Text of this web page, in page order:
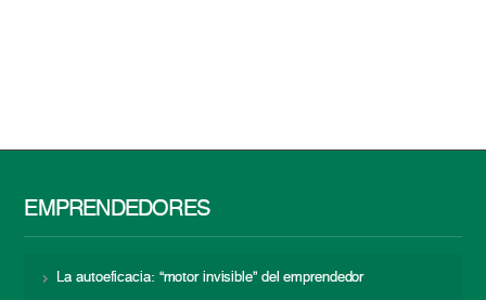
EMPRENDEDORES
La autoeficacia: “motor invisible” del emprendedor